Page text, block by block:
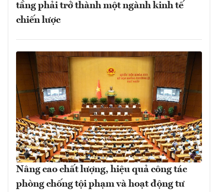
tầng phải trở thành một ngành kinh tế
chiến lược
Nâng cao chất lượng, hiệu quả công tác
phòng chống tội phạm và hoạt động tư